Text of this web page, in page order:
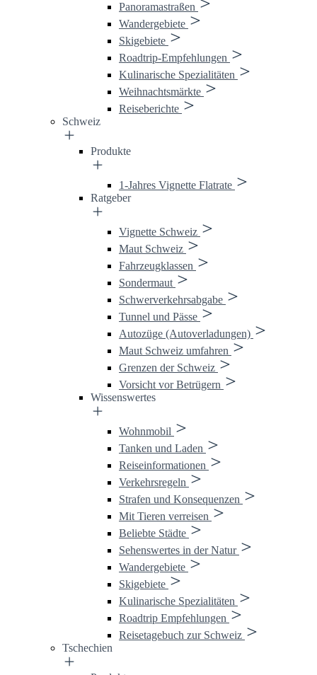
Panoramastraßen
Wandergebiete
Skigebiete
Roadtrip-Empfehlungen
Kulinarische Spezialitäten
Weihnachtsmärkte
Reiseberichte
Schweiz
Produkte
1-Jahres Vignette Flatrate
Ratgeber
Vignette Schweiz
Maut Schweiz
Fahrzeugklassen
Sondermaut
Schwerverkehrsabgabe
Tunnel und Pässe
Autozüge (Autoverladungen)
Maut Schweiz umfahren
Grenzen der Schweiz
Vorsicht vor Betrügern
Wissenswertes
Wohnmobil
Tanken und Laden
Reiseinformationen
Verkehrsregeln
Strafen und Konsequenzen
Mit Tieren verreisen
Beliebte Städte
Sehenswertes in der Natur
Wandergebiete
Skigebiete
Kulinarische Spezialitäten
Roadtrip Empfehlungen
Reisetagebuch zur Schweiz
Tschechien